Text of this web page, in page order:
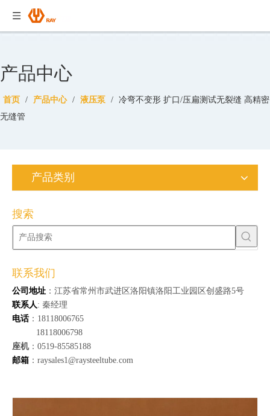
产品中心
首页 / 产品中心 / 液压泵 / 冷弯不变形 扩口/压扁测试无裂缝 高精密
无缝管
产品类别
搜索
联系我们
公司地址 ：江苏省常州市武进区洛阳镇洛阳工业园区创盛路5号
联系人: 秦经理
电话：18118006765
18118006798
座机：0519-85585188
邮箱 ：raysales1@raysteeltube.com